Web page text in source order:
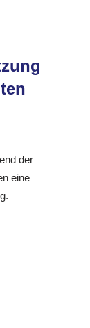
der
eine